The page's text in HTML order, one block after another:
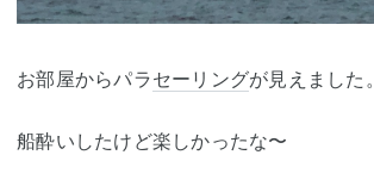
お部屋からパラセーリングが見えました。
船酔いしたけど楽しかったな〜